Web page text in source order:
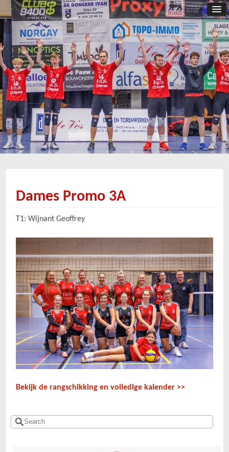
Dames Promo 3A
T1:Wijnant Geoffrey
Bekijk derangschikking en volledige kalender >>